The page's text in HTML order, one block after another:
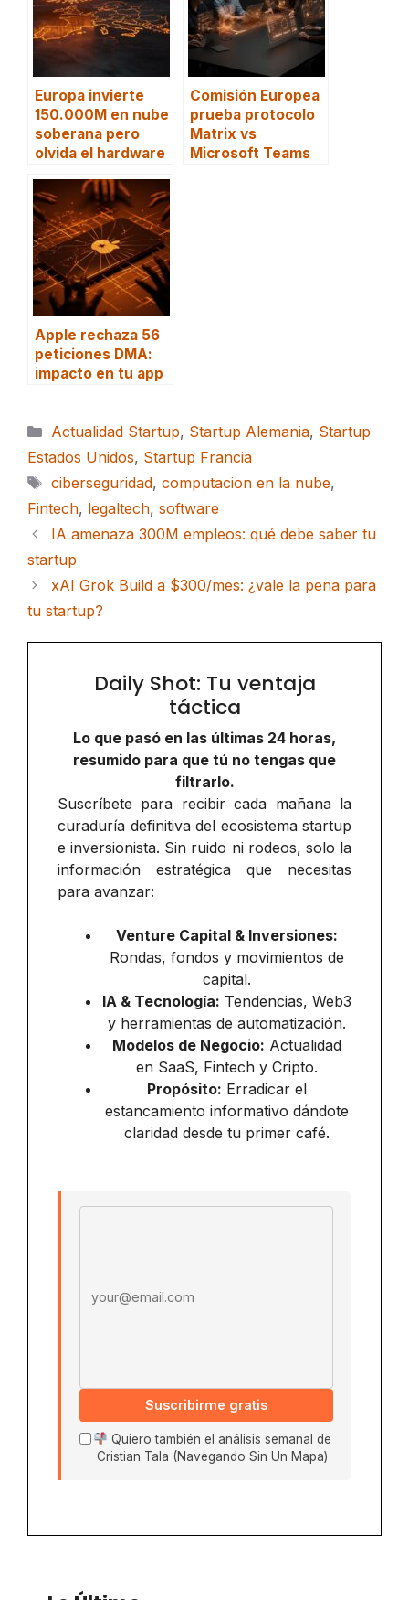
Europa invierte
150.000M en nube
soberana pero
olvida el hardware
Comisión Europea
prueba protocolo
Matrix vs
Microsoft Teams
Apple rechaza 56
peticiones DMA:
impacto en tu app
Categorías
Actualidad Startup, Startup Alemania, Startup
Estados Unidos, Startup Francia
Etiquetas
ciberseguridad, computacion en la nube,
Fintech, legaltech, software
IA amenaza 300M empleos: qué debe saber tu
startup
xAI Grok Build a $300/mes: ¿vale la pena para
tu startup?
Daily Shot: Tu ventaja
táctica
Lo que pasó en las últimas 24 horas,
resumido para que tú no tengas que
filtrarlo.
Suscríbete para recibir cada mañana la
curaduría definitiva del ecosistema startup
e inversionista. Sin ruido ni rodeos, solo la
información estratégica que necesitas
para avanzar:
Venture Capital & Inversiones:
Rondas, fondos y movimientos de
capital.
IA & Tecnología: Tendencias, Web3
y herramientas de automatización.
Modelos de Negocio: Actualidad
en SaaS, Fintech y Cripto.
Propósito: Erradicar el
estancamiento informativo dándote
claridad desde tu primer café.
Suscribirme gratis
Quiero también el análisis semanal de
Cristian Tala (Navegando Sin Un Mapa)